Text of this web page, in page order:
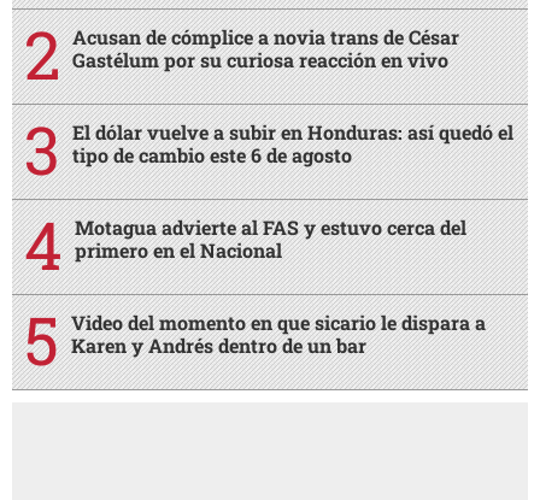
Acusan de cómplice a novia trans de César
Gastélum por su curiosa reacción en vivo
El dólar vuelve a subir en Honduras: así quedó el
tipo de cambio este 6 de agosto
Motagua advierte al FAS y estuvo cerca del
primero en el Nacional
Video del momento en que sicario le dispara a
Karen y Andrés dentro de un bar